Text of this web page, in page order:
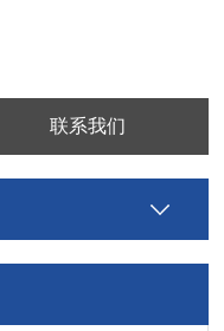
联系我们